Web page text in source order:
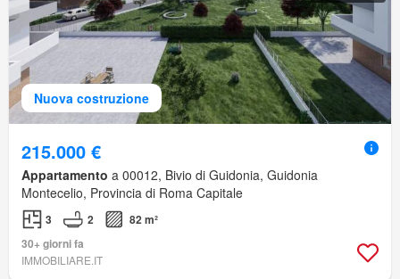
Nuova costruzione
215.000 €
Appartamento a 00012, Bivio di Guidonia, Guidonia
Montecelio, Provincia di Roma Capitale
3 2
82 m²
30+ giorni fa
IMMOBILIARE.IT